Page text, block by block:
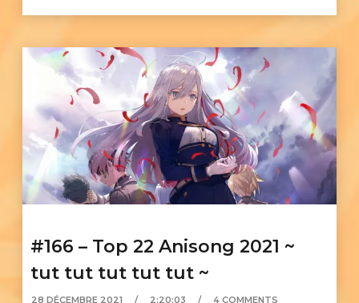
#166 – Top 22 Anisong 2021 ~
tut tut tut tut tut ~
28 DÉCEMBRE 2021 2:20:03 4 COMMENTS